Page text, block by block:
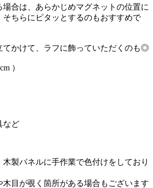
合は、あらかじめマグネットの位置に
そちらにピタッとするのもおすすめで
てかけて、ラフに飾っていただくのも◎
）
など
木製パネルに手作業で色付けをしており
木目が覗く箇所がある場合もございます